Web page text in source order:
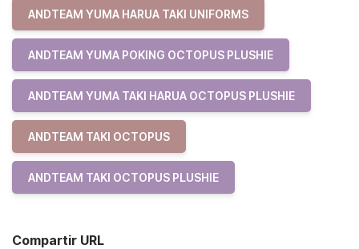
ANDTEAM YUMA HARUA TAKI UNIFORMS
ANDTEAM YUMA POKING OCTOPUS PLUSHIE
ANDTEAM YUMA TAKI HARUA OCTOPUS PLUSHIE
ANDTEAM TAKI OCTOPUS
ANDTEAM TAKI OCTOPUS PLUSHIE
Compartir URL